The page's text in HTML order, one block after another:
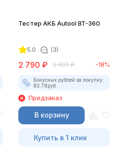
Тестер АКБ Autool BT-360
5.0 (3)
2 790 ₽ 3 400 ₽ -18%
Бонусных рублей за покупку:
83.78руб.
Предзаказ
В корзину
Купить в 1 клик